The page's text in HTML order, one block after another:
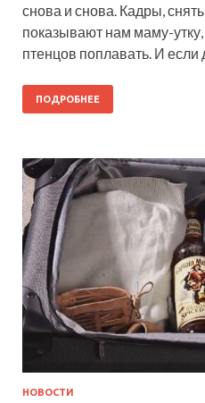
снова и снова. Кадры,
показывают нам маму-
птенцов поплавать. И если
ПОДРОБНЕЕ
НОВОСТИ